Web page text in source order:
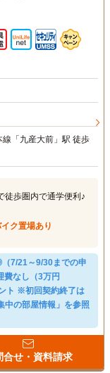
「九産大前」駅 徒歩
徒歩圏内で通学便利♪
ク置場あり
7/21～9/30までの申
費なし（3万円
ト ※初回契約終了は
の部屋情報」を参照
合せ・資料請求